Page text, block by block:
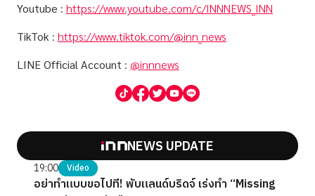
Youtube : https://www.youtube.com/c/INNNEWS_INN
TikTok : https://www.tiktok.com/@inn_news
LINE Official Account : @innnews
NEWS UPDATE
19:00 Video
อย่าทำแบบขอไปที! พับแลนด์บริดจ์ เร่งทำ “Missing